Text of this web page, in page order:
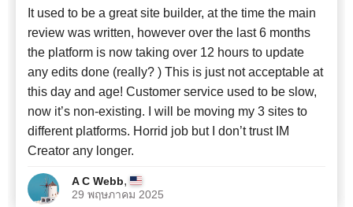
It used to be a great site builder, at the time the main
review was written, however over the last 6 months
the platform is now taking over 12 hours to update
any edits done (really? ) This is just not acceptable at
this day and age! Customer service used to be slow,
now it’s non-existing. I will be moving my 3 sites to
different platforms. Horrid job but I don’t trust IM
Creator any longer.
A C Webb,
29 พฤษภาคม 2025